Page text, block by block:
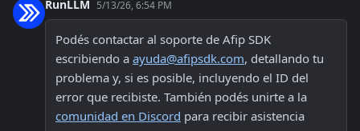
RunLLM 5/13/26, 6:54 PM
Podés contactar al soporte de Afip SDK
escribiendo a ayuda@afipsdk.com, detallando tu
problema y, si es posible, incluyendo el ID del
comunidad en Discord para recibir asistencia